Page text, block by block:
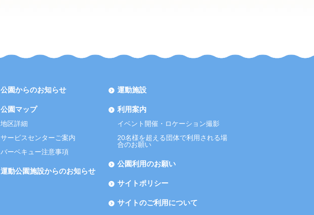
公園からのお知らせ
公園マップ
地区詳細
サービスセンターご案内
バーベキュー注意事項
運動公園施設からのお知らせ
運動施設
利用案内
イベント開催・ロケーション撮影
20名様を超える団体で利用される場
合のお願い
公園利用のお願い
サイトポリシー
サイトのご利用について